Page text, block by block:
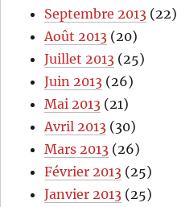
Septembre 2013 (22)
Août 2013 (20)
Juillet 2013 (25)
Juin 2013 (26)
Mai 2013 (21)
Avril 2013 (30)
Mars 2013 (26)
Février 2013 (25)
Janvier 2013 (25)